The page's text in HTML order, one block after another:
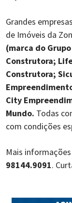
Grandes
de Imóveis da
(marca do
Construtora;
Construtora;
City
Mundo. Todas
com condições
Mais
98144.9091.